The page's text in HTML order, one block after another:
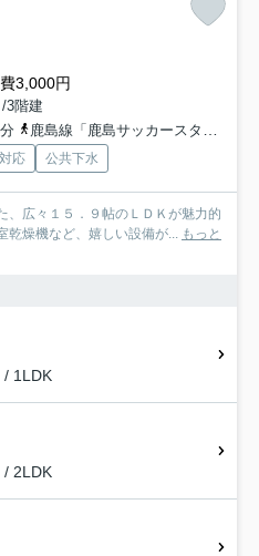
3,000円
3階建
鹿島線「鹿島サッカースタジア」駅 徒歩21分
応 公共下水
、広々１５．９帖のＬＤＫが魅力的
乾燥機など、嬉しい設備が... もっと
/ 1LDK
/ 2LDK